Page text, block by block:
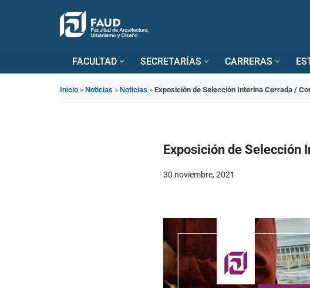
FACULTAD SECRETARÍAS CARRERAS
Inicio » Noticias » Noticias » Exposición de Selección Interina Cerrada /
Exposición de Selección
30 noviembre, 2021